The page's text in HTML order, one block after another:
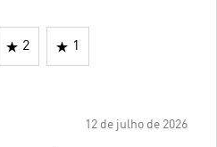
2 1
12 de julho de 2026